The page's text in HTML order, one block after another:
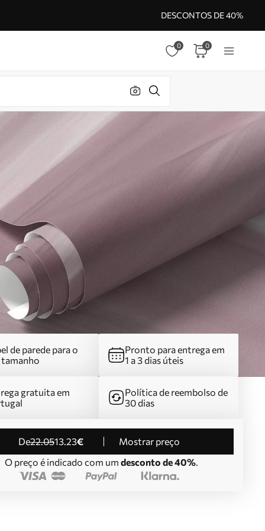
DESCONTOS DE 40%
0 0
de parede para o
tamanho
Pronto para entrega em
1 a 3 dias úteis
gratuita em
Política de reembolso de
30 dias
de22.0513.23€
Mostrar preço
O preço é indicado com um desconto de 40%.